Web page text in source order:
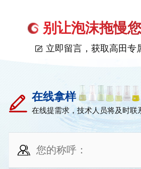
别让泡沫拖慢
立即留言，获取高田专
在线拿样
在线提需求，技术人员将及时联